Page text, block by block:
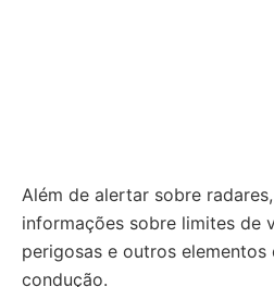
Além de alertar sobre
informações sobre limites de
perigosas e outros
condução.